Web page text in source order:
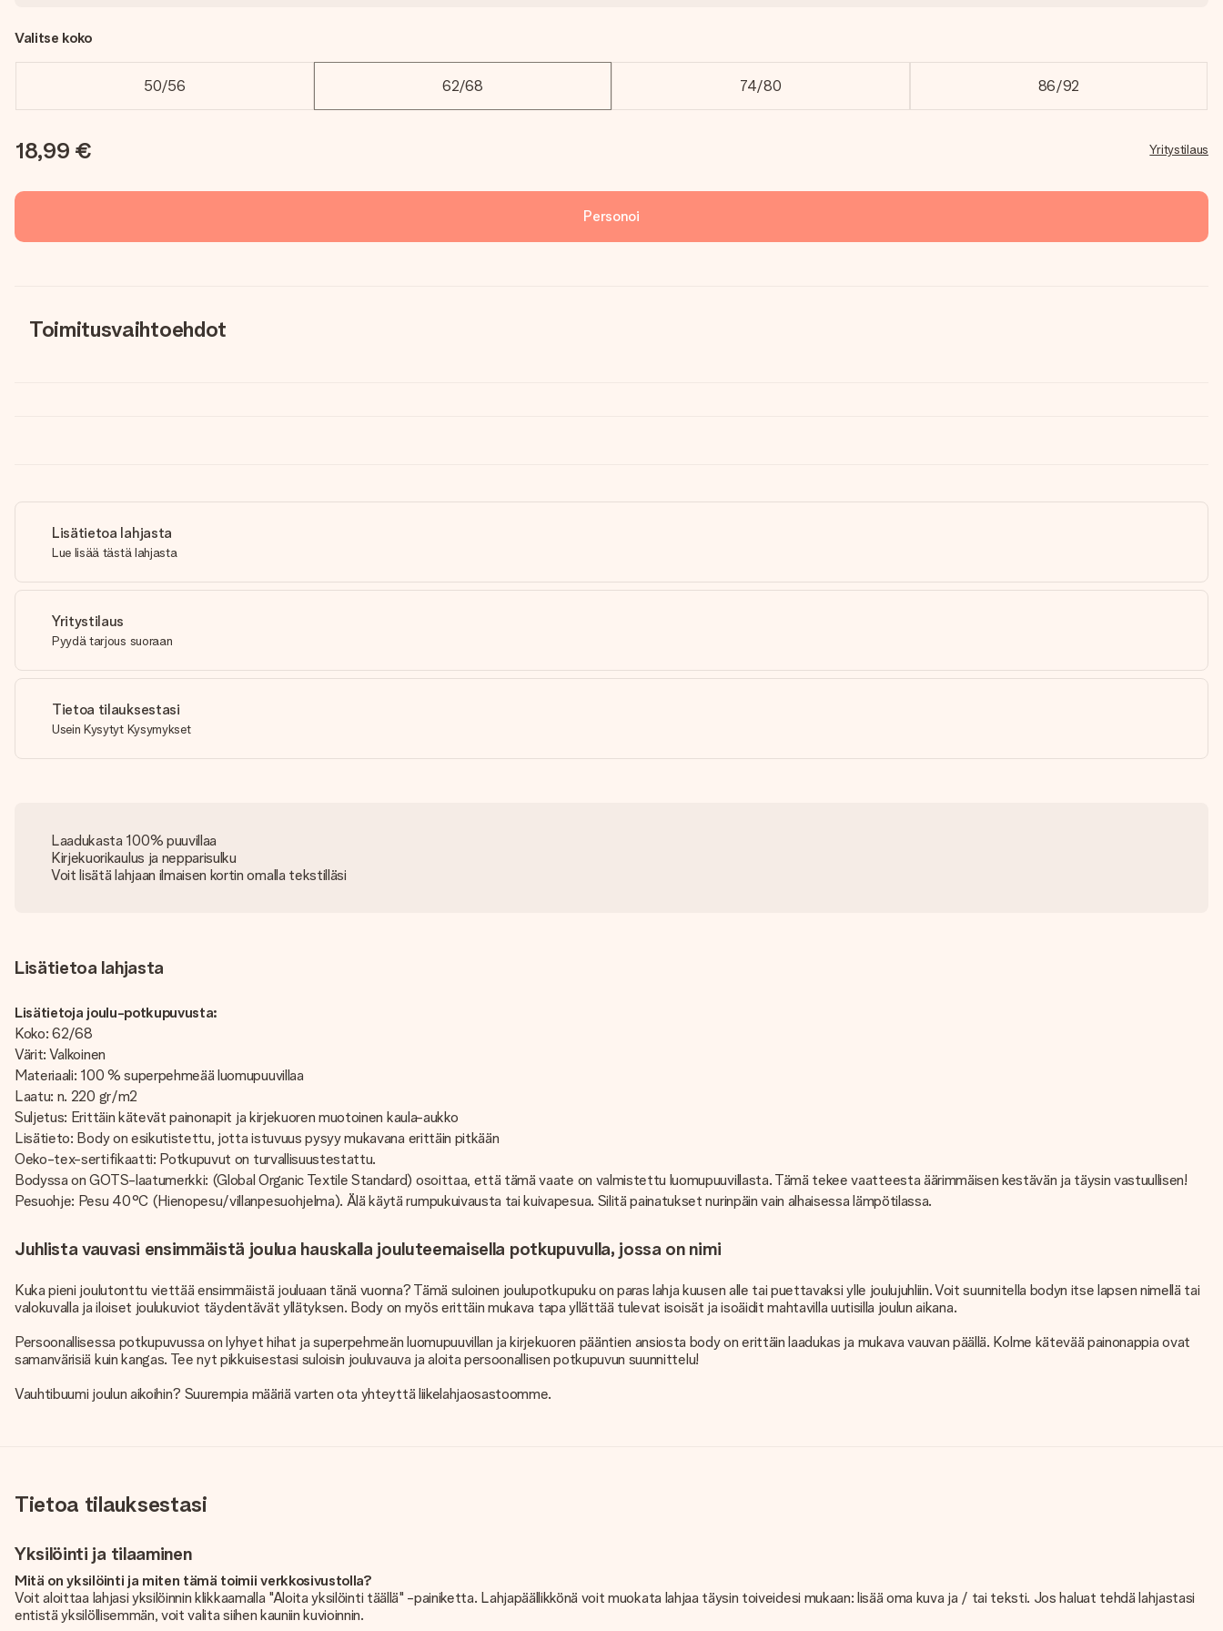
Valitse koko
50/56 62/68 74/80 86/92
18,99 € Yritystilaus
Personoi
Toimitusvaihtoehdot
Lisätietoa lahjasta
Lue lisää tästä lahjasta
Yritystilaus
Pyydä tarjous suoraan
Tietoa tilauksestasi
Usein Kysytyt Kysymykset
Laadukasta 100% puuvillaa
Kirjekuorikaulus ja nepparisulku
Voit lisätä lahjaan ilmaisen kortin omalla tekstilläsi
Lisätietoa lahjasta
Lisätietoja joulu-potkupuvusta:
Koko: 62/68
Värit: Valkoinen
Materiaali: 100 % superpehmeää luomupuuvillaa
Laatu: n. 220 gr/m2
Suljetus: Erittäin kätevät painonapit ja kirjekuoren muotoinen kaula-aukko
Lisätieto: Body on esikutistettu, jotta istuvuus pysyy mukavana erittäin pitkään
Oeko-tex-sertifikaatti: Potkupuvut on turvallisuustestattu.
Bodyssa on GOTS-laatumerkki: (Global Organic Textile Standard) osoittaa, että tämä vaate on valmistettu luomupuuvillasta. Tämä tekee vaatteesta äärimmäisen kestävän ja täysin vastuullisen!
Pesuohje: Pesu 40°C (Hienopesu/villanpesuohjelma). Älä käytä rumpukuivausta tai kuivapesua. Silitä painatukset nurinpäin vain alhaisessa lämpötilassa.
Juhlista vauvasi ensimmäistä joulua hauskalla jouluteemaisella potkupuvulla, jossa on nimi
Kuka pieni joulutonttu viettää ensimmäistä jouluaan tänä vuonna? Tämä suloinen joulupotkupuku on paras lahja kuusen alle tai puettavaksi ylle joulujuhliin. Voit suunnitella bodyn itse lapsen nimellä tai
valokuvalla ja iloiset joulukuviot täydentävät yllätyksen. Body on myös erittäin mukava tapa yllättää tulevat isoisät ja isoäidit mahtavilla uutisilla joulun aikana.
Persoonallisessa potkupuvussa on lyhyet hihat ja superpehmeän luomupuuvillan ja kirjekuoren pääntien ansiosta body on erittäin laadukas ja mukava vauvan päällä. Kolme kätevää painonappia ovat
samanvärisiä kuin kangas. Tee nyt pikkuisestasi suloisin jouluvauva ja aloita persoonallisen potkupuvun suunnittelu!
Vauhtibuumi joulun aikoihin? Suurempia määriä varten ota yhteyttä liikelahjaosastoomme.
Tietoa tilauksestasi
Yksilöinti ja tilaaminen
Mitä on yksilöinti ja miten tämä toimii verkkosivustolla?
Voit aloittaa lahjasi yksilöinnin klikkaamalla "Aloita yksilöinti täällä" -painiketta. Lahjapäällikkönä voit muokata lahjaa täysin toiveidesi mukaan: lisää oma kuva ja / tai teksti. Jos haluat tehdä lahjastasi
entistä yksilöllisemmän, voit valita siihen kauniin kuvioinnin.